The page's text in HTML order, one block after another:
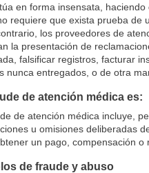
en forma insensata,
requiere que exista prueba de
los proveedores de
la presentación de
falsificar registros, facturar
nunca entregados, o de otra
de atención médica es:
de atención médica incluye,
u omisiones deliberadas
un pago, compensación o
de fraude y abuso